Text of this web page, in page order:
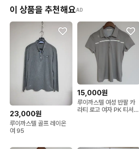
이 상품을 추천해요AD
23,000원
루이까스텔 골프 레이온
여 95
15,000원
루이까스텔 여성 반팔 카
라티 로고 여자 PK 티셔츠